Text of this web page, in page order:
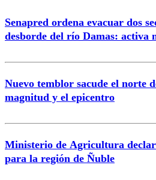
Senapred ordena evacuar dos
desborde del río Damas: activa
Nuevo temblor sacude el norte
magnitud y el epicentro
Ministerio de Agricultura
para la región de Ñuble